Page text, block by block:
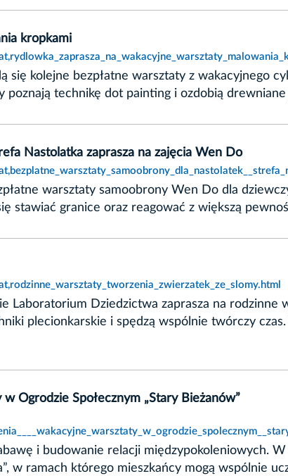
kropkami
kolejne bezpłatne warsztaty z wakacyjnego
poznają technikę dot painting i ozdobią
Nastolatka zaprasza na zajęcia Wen Do
warsztaty samoobrony Wen Do dla
stawiać granice oraz reagować z większą
Laboratorium Dziedzictwa zaprasza na rodzinne
plecionkarskie i spędzą wspólnie twórczy
Ogrodzie Społecznym „Stary Bieżanów”
i budowanie relacji międzypokoleniowych.
w ramach którego mieszkańcy mogą wspólnie